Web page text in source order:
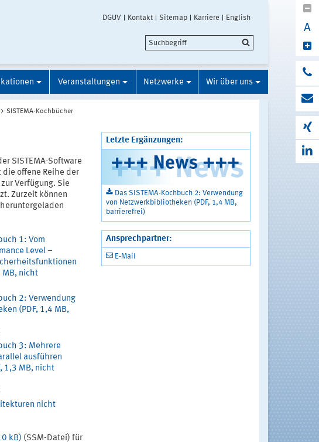
DGUV Kontakt Sitemap Karriere English
A
Veranstaltungen Netzwerke Wir über uns
SISTEMA-Kochbücher
SISTEMA-Software
offene Reihe der
Verfügung. Sie
Zurzeit können
1: Vom
Level –
MB, nicht
2: Verwendung
(PDF, 1,4 MB,
3: Mehrere
ausführen
1,3 MB, nicht
nicht
kB) (SSM-Datei) für
Letzte Ergänzungen:
Das SISTEMA-Kochbuch 2: Verwendung
von Netzwerkbibliotheken (PDF, 1,4 MB,
barrierefrei)
Ansprechpartner:
E-Mail